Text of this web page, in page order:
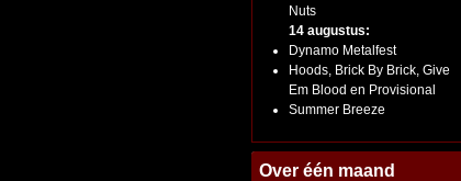
Nuts
14 augustus:
Dynamo Metalfest
Hoods, Brick By Brick, Give
Em Blood en Provisional
Summer Breeze
Over één maand